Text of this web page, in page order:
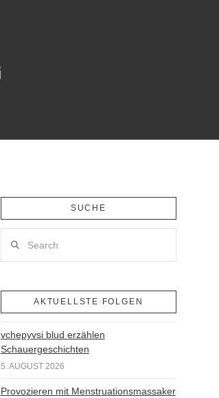
SUCHE
AKTUELLSTE FOLGEN
vchepyvsi blud erzählen
Schauergeschichten
5. AUGUST 2026
Provozieren mit Menstruationsmassaker